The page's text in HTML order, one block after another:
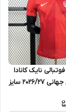
نایک کانادا
اول قرمز جام جهانی 2026/27 سایز